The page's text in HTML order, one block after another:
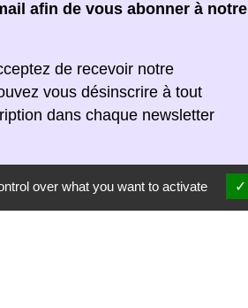
afin de vous abonner à notre
de recevoir notre
vous désinscrire à tout
dans chaque newsletter
over what you want to activate